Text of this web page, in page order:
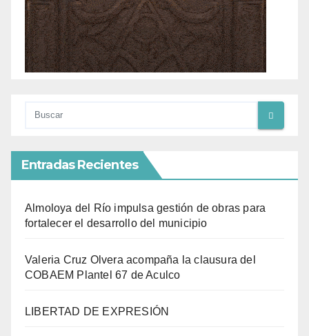
Entradas Recientes
Almoloya del Río impulsa gestión de obras para
fortalecer el desarrollo del municipio
Valeria Cruz Olvera acompaña la clausura del
COBAEM Plantel 67 de Aculco
LIBERTAD DE EXPRESIÓN